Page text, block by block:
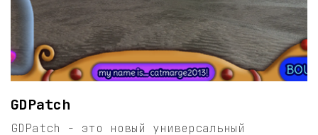
GDPatch
GDPatch - это новый универсальный